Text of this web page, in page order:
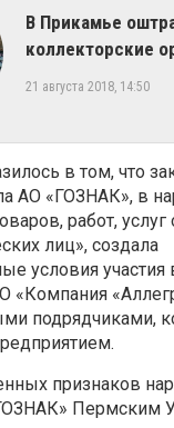
​В Прикамье
коллекторские
21 августа 2018, 14:50
в том, что
АО «ГОЗНАК», в
работ,
лиц», создала
условия
«Компания
подрядчиками,
признаков
Пермским